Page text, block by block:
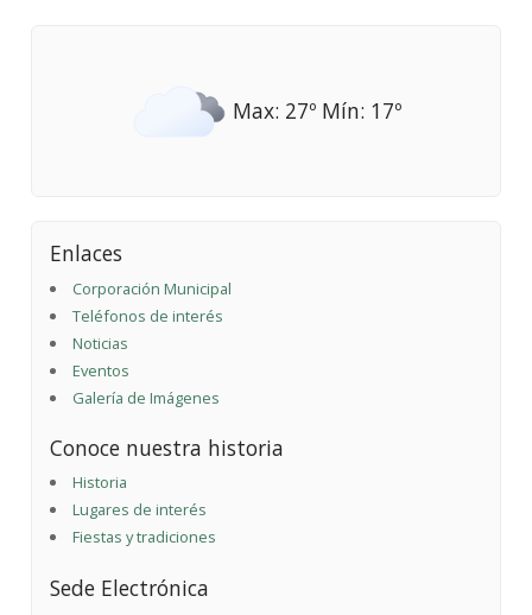
Max: 27º Mín: 17º
Enlaces
Corporación Municipal
Teléfonos de interés
Noticias
Eventos
Galería de Imágenes
Conoce nuestra historia
Historia
Lugares de interés
Fiestas y tradiciones
Sede Electrónica